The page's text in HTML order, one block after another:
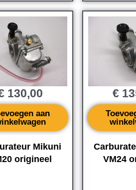
Mikuni
origineel
130,00
aan
VM24
€